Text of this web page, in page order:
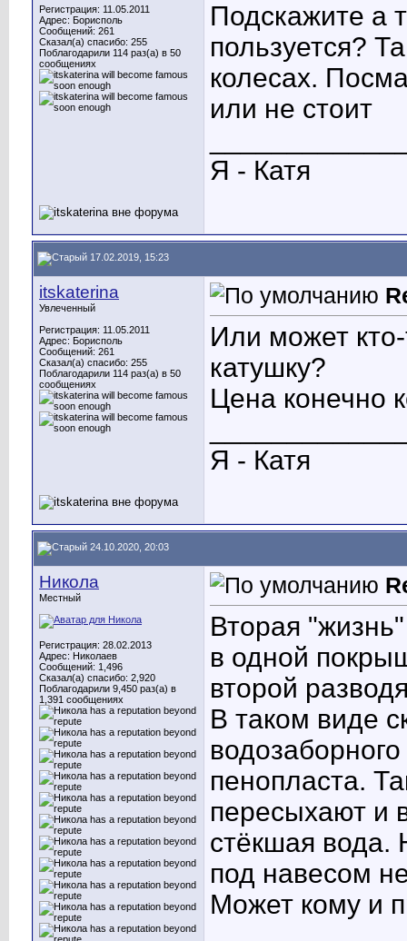
Регистрация: 11.05.2011
Адрес: Борисполь
Сообщений: 261
Сказал(а) спасибо: 255
Поблагодарили 114 раз(а) в 50
сообщениях
Подскажите а
пользуется?
колесах.
или не стоит
Я - Катя
17.02.2019, 15:23
itskaterina
Увлеченный
Регистрация: 11.05.2011
Адрес: Борисполь
Сообщений: 261
Сказал(а) спасибо: 255
Поблагодарили 114 раз(а) в 50
сообщениях
Или может
катушку?
Цена конечно
Я - Катя
24.10.2020, 20:03
Никола
Местный
Регистрация: 28.02.2013
Адрес: Николаев
Сообщений: 1,496
Сказал(а) спасибо: 2,920
Поблагодарили 9,450 раз(а) в
1,391 сообщениях
Вторая
в одной
второй
В таком виде
пенопласта.
пересыхают и
стёкшая вода.
под навесом
Может кому и